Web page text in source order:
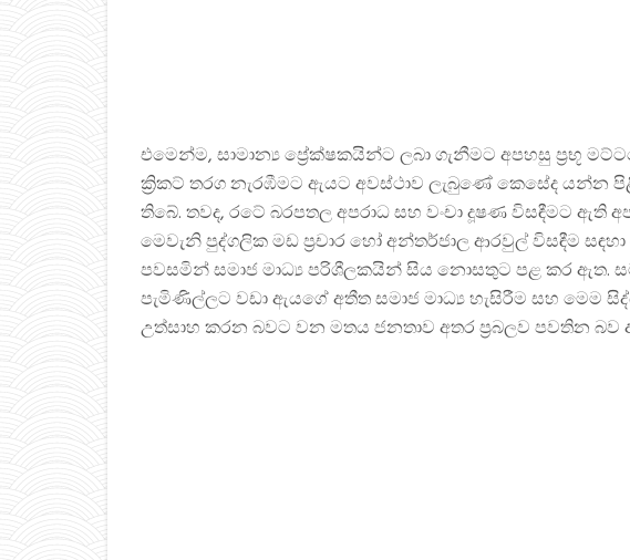
එමෙන්ම, සාමාන්‍ය ප්‍රේක්ෂකයින්ට ලබා ගැනීමට අපහසු ප්‍රභූ
ක්‍රිකට් තරග නැරඹීමට ඇයට අවස්ථාව ලැබුණේ කෙසේද යන්න
තිබේ. තවද, රටේ බරපතල අපරාධ සහ වංචා දූෂණ විසඳීමට ඇති
මෙවැනි පුද්ගලික මඩ ප්‍රචාර හෝ අන්තර්ජාල ආරවුල් විසඳීම
පවසමින් සමාජ මාධ්‍ය පරිශීලකයින් සිය නොසතුට පළ කර ඇත.
පැමිණිල්ලට වඩා ඇයගේ අතීත සමාජ මාධ්‍ය හැසිරීම සහ මෙම
උත්සාහ කරන බවට වන මතය ජනතාව අතර ප්‍රබලව පවතින බව